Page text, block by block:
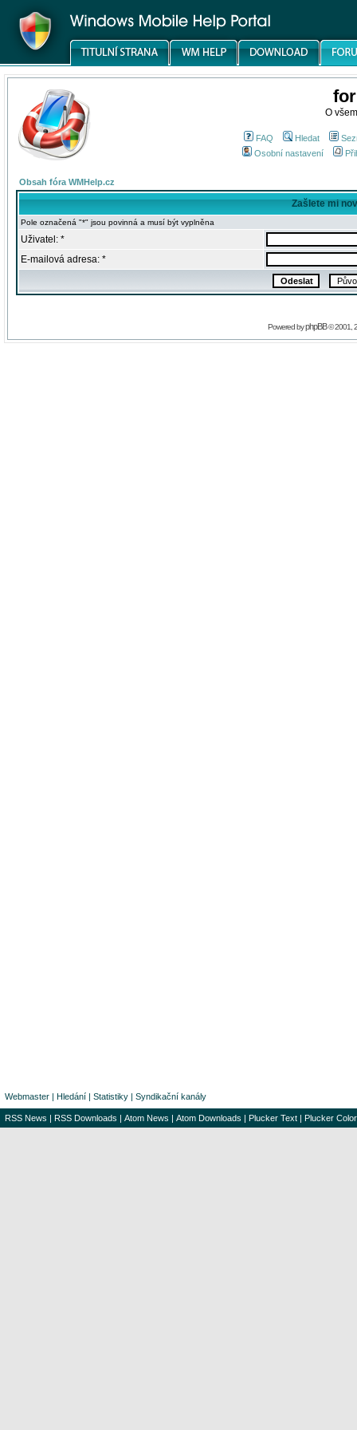
O
FAQ Hledat
Osobní nastavení
Obsah fóra WMHelp.cz
Zašlete mi
Pole označená "*" jsou povinná a musí být vyplněna
Uživatel: *
E-mailová adresa: *
Powered byphpBB© 2001,
Webmaster | Hledání | Statistiky | Syndikační kanály
RSS News | RSS Downloads | Atom News | Atom Downloads | Plucker Text | Plucker Color